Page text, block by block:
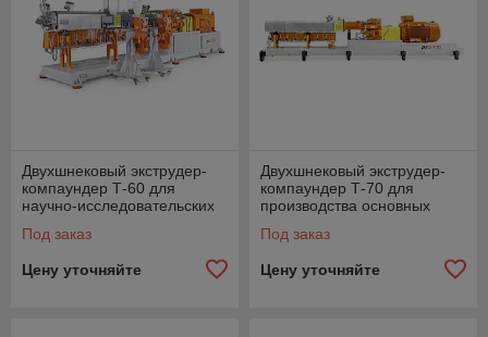
Двухшнековый экструдер-
компаундер Т-60 для
научно-исследовательских
Под заказ
Цену уточняйте
Двухшнековый экструдер-
компаундер Т-70 для
производства основных
конструкционных
Под заказ
Цену уточняйте